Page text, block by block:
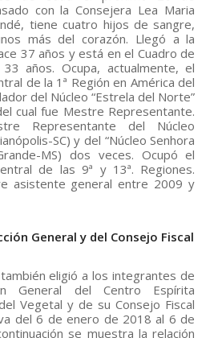
con la Consejera Lea Maria
tiene cuatro hijos de sangre,
más del corazón. Llegó a la
37 años y está en el Cuadro de
años. Ocupa, actualmente, el
de la 1ª Región en América del
del Núcleo “Estrela del Norte”
cual fue Mestre Representante.
Representante del Núcleo
SC) y del “Núcleo Senhora
MS) dos veces. Ocupó el
de las 9ª y 13ª. Regiones.
asistente general entre 2009 y
General y del Consejo Fiscal
eligió a los integrantes de
General del Centro Espírita
Vegetal y de su Consejo Fiscal
del 6 de enero de 2018 al 6 de
se muestra la relación